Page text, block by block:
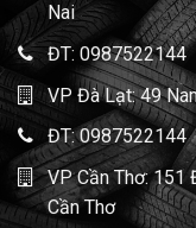
Nai
ĐT: 0987522144
VP Đà Lạt: 49
ĐT:0987522144
VP Cần Thơ: 151
Cần Thơ